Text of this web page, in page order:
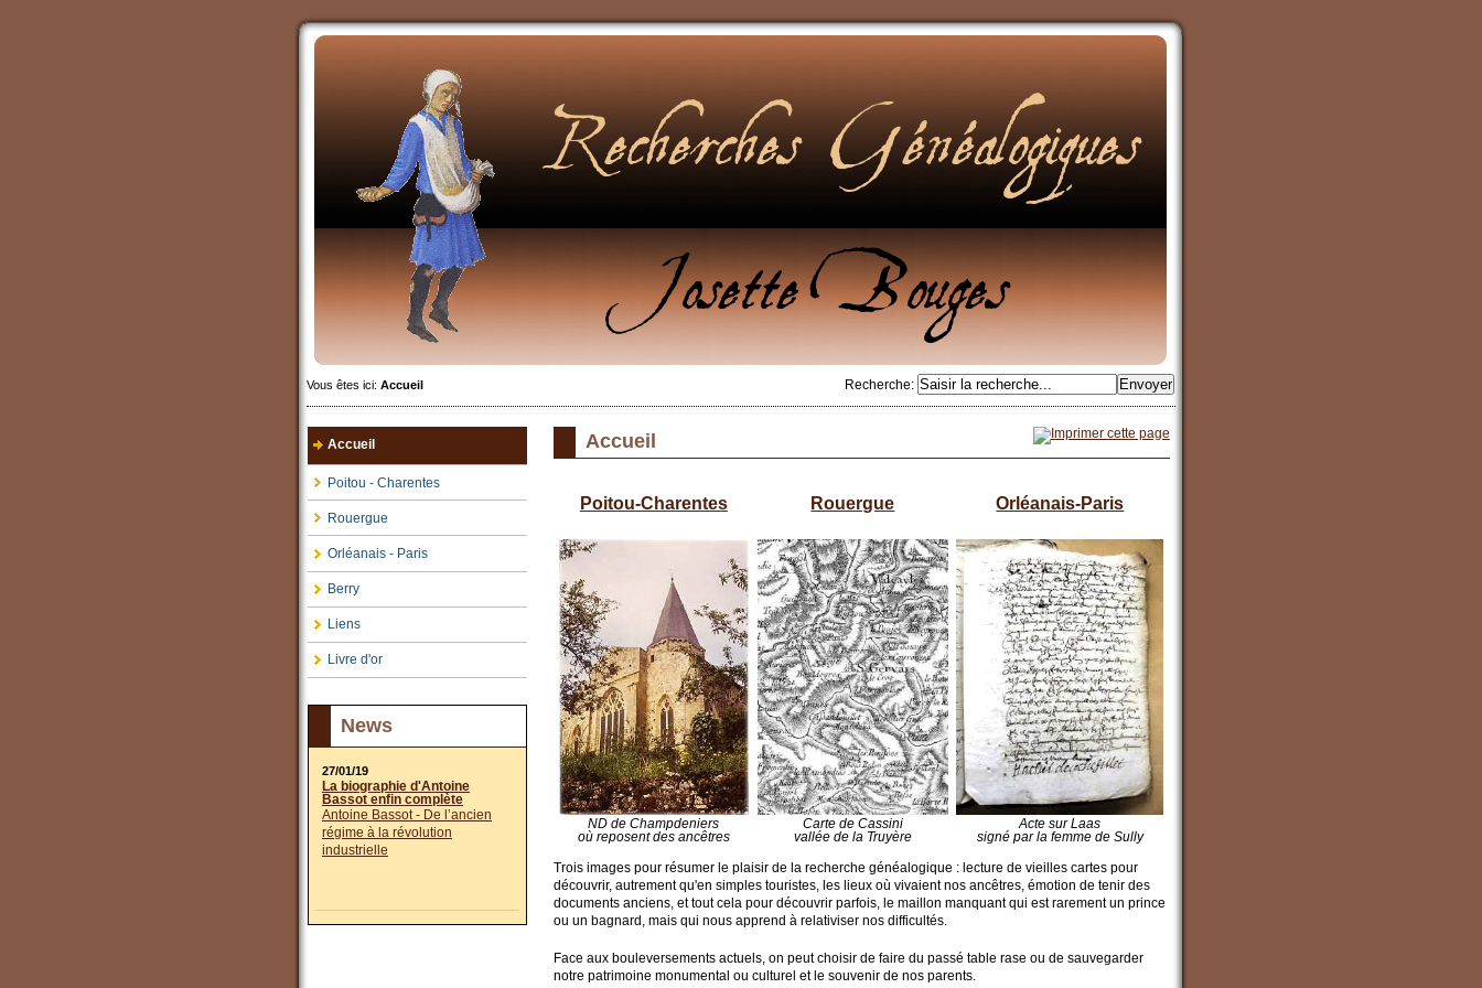
Recherche:
Vous êtes ici: Accueil
Accueil
Poitou - Charentes
Rouergue
Orléanais - Paris
Berry
Liens
Livre d'or
News
27/01/19
La biographie d'Antoine
Bassot enfin complète
Antoine Bassot - De l’ancien
régime à la révolution
industrielle
Accueil
Poitou-Charentes Rouergue Orléanais-Paris
ND de Champdeniers
où reposent des ancêtres
Carte de Cassini
vallée de la Truyère
Acte sur Laas
signé par la femme de Sully
Trois images pour résumer le plaisir de la recherche généalogique : lecture de vieilles cartes pour
découvrir, autrement qu'en simples touristes, les lieux où vivaient nos ancêtres, émotion de tenir des
documents anciens, et tout cela pour découvrir parfois, le maillon manquant qui est rarement un prince
ou un bagnard, mais qui nous apprend à relativiser nos difficultés.
Face aux bouleversements actuels, on peut choisir de faire du passé table rase ou de sauvegarder
notre patrimoine monumental ou culturel et le souvenir de nos parents.